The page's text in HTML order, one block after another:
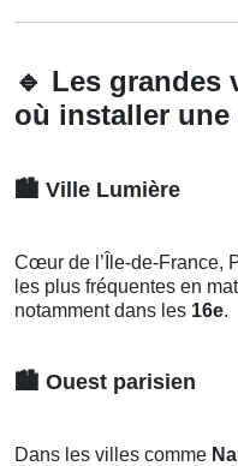
🔹 Les grandes
où installer
🏙️ Ville Lumière
Cœur de l’Île-de-France,
les plus fréquentes en
notamment dans les 16e.
🏙️ Ouest parisien
Dans les villes comme